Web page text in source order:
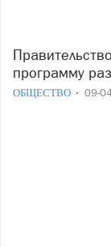
Правительство Вологодской области готовит
программу
ОБЩЕСТВО 09-